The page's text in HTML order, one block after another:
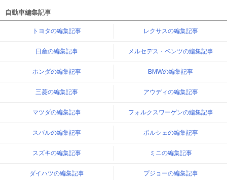
自動車編集記事
トヨタの編集記事 レクサスの編集記事
日産の編集記事 メルセデス・ベンツの編集記事
ホンダの編集記事 BMWの編集記事
三菱の編集記事 アウディの編集記事
マツダの編集記事 フォルクスワーゲンの編集記事
スバルの編集記事 ポルシェの編集記事
スズキの編集記事 ミニの編集記事
ダイハツの編集記事 プジョーの編集記事